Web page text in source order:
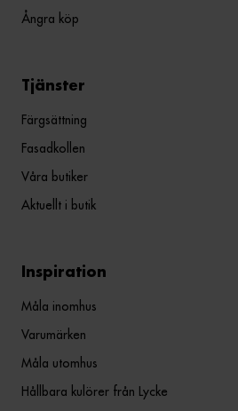
Ångra köp
Tjänster
Färgsättning
Fasadkollen
Våra butiker
Aktuellt i butik
Inspiration
Måla inomhus
Varumärken
Måla utomhus
Hållbara kulörer från Lycke